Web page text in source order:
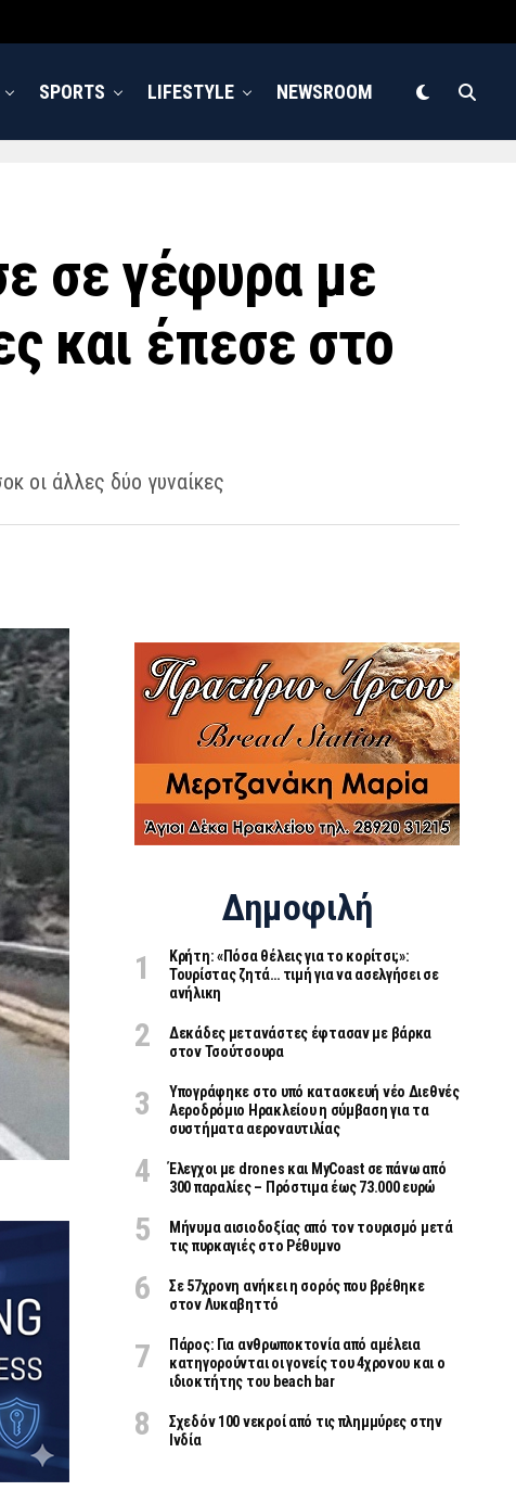
SPORTS LIFESTYLE NEWSROOM
σε γέφυρα με
και έπεσε στο
οι άλλες δύο γυναίκες
Δημοφιλή
Κρήτη: «Πόσα θέλεις για το κορίτσι;»:
Τουρίστας ζητά… τιμή για να ασελγήσει σε
ανήλικη
Δεκάδες μετανάστες έφτασαν με βάρκα
στον Τσούτσουρα
Υπογράφηκε στο υπό κατασκευή νέο Διεθνές
Αεροδρόμιο Ηρακλείου η σύμβαση για τα
συστήματα αεροναυτιλίας
Έλεγχοι με drones και MyCoast σε πάνω από
300 παραλίες – Πρόστιμα έως 73.000 ευρώ
Μήνυμα αισιοδοξίας από τον τουρισμό μετά
τις πυρκαγιές στο Ρέθυμνο
Σε 57χρονη ανήκει η σορός που βρέθηκε
στον Λυκαβηττό
Πάρος: Για ανθρωποκτονία από αμέλεια
κατηγορούνται οι γονείς του 4χρονου και ο
ιδιοκτήτης του beach bar
Σχεδόν 100 νεκροί από τις πλημμύρες στην
Ινδία